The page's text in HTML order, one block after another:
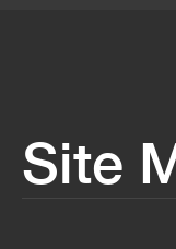
Site